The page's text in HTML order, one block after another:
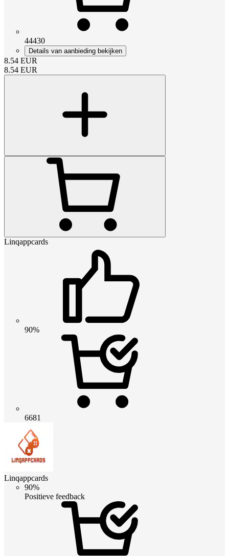
44430
Details van aanbieding bekijken
8.54 EUR
8.54 EUR
Linqappcards
90%
6681
Linqappcards
90%
Positieve feedback